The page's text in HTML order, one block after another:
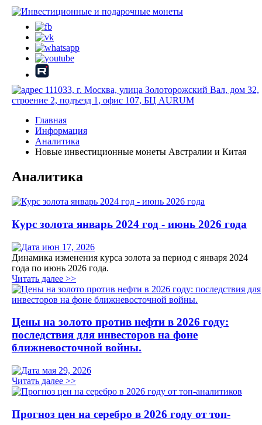
111033, г. Москва, улица Золоторожский Вал, дом 32,
строение 2, подъезд 1, офис 107, БЦ AURUM
Главная
Информация
Аналитика
Новые инвестиционные монеты Австралии и Китая
Аналитика
Курс золота январь 2024 год - июнь 2026 года
июн 17, 2026
Динамика изменения курса золота за период с января 2024
года по июнь 2026 года.
Читать далее >>
Цены на золото против нефти в 2026 году:
последствия для инвесторов на фоне
ближневосточной войны.
мая 29, 2026
Читать далее >>
Прогноз цен на серебро в 2026 году от топ-